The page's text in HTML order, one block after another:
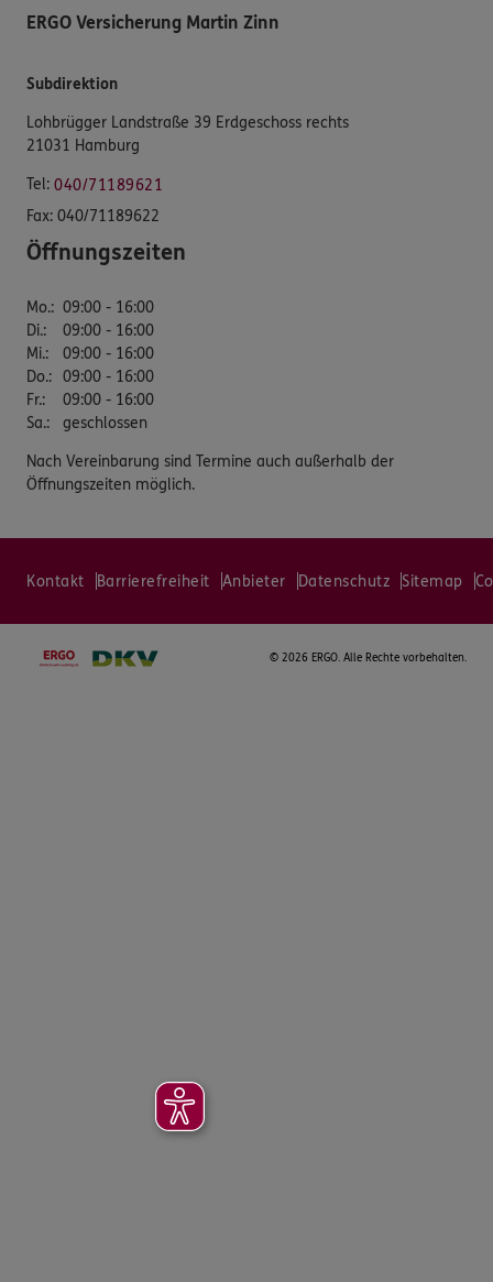
ERGO Versicherung Martin Zinn
Subdirektion
Lohbrügger Landstraße 39 Erdgeschoss rechts
21031 Hamburg
Tel: 040/71189621
Fax: 040/71189622
Öffnungszeiten
Mo.: 09:00 - 16:00
Di.:
09:00 - 16:00
Mi.:
09:00 - 16:00
Do.: 09:00 - 16:00
Fr.:
09:00 - 16:00
Sa.: geschlossen
Nach Vereinbarung sind Termine auch außerhalb der
Öffnungszeiten möglich.
Kontakt Barrierefreiheit Anbieter Datenschutz Sitemap
© 2026 ERGO. Alle Rechte vorbehalten.